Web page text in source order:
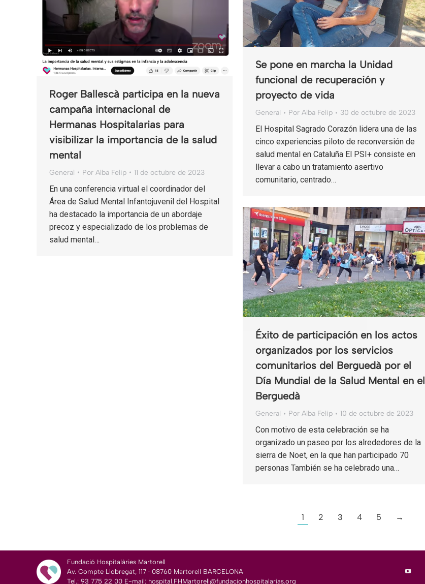
Se pone en marcha la Unidad
funcional de recuperación y
proyecto de vida
General Por Alba Felip 30 de octubre de 2023
El Hospital Sagrado Corazón lidera una de las
cinco experiencias piloto de reconversión de
salud mental en Cataluña El PSI+ consiste en
llevar a cabo un tratamiento asertivo
comunitario, centrado…
Roger Ballescà participa en la nueva
campaña internacional de
Hermanas Hospitalarias para
visibilizar la importancia de la salud
mental
General Por Alba Felip 11 de octubre de 2023
En una conferencia virtual el coordinador del
Área de Salud Mental Infantojuvenil del Hospital
ha destacado la importancia de un abordaje
precoz y especializado de los problemas de
salud mental…
Éxito de participación en los actos
organizados por los servicios
comunitarios del Berguedà por el
Día Mundial de la Salud Mental en el
Berguedà
General Por Alba Felip 10 de octubre de 2023
Con motivo de esta celebración se ha
organizado un paseo por los alrededores de la
sierra de Noet, en la que han participado 70
personas También se ha celebrado una…
1 2 3 4 5 →
Fundació Hospitalàries Martorell
Av. Compte Llobregat, 117 · 08760 Martorell BARCELONA
Tel.: 93 775 22 00 E-mail: hospital.FHMartorell@fundacionhospitalarias.org